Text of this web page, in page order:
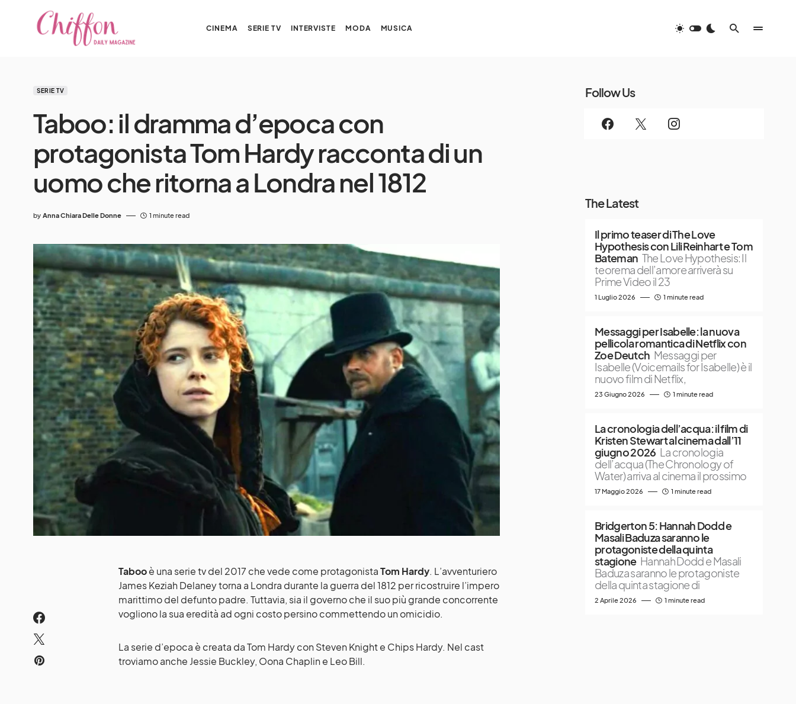
CINEMA SERIE TV INTERVISTE MODA MUSICA
SERIE TV
Taboo: il dramma d’epoca con
protagonista Tom Hardy racconta di un
uomo che ritorna a Londra nel 1812
by Anna Chiara Delle Donne 1 minute read
Tabooè una serie tv del 2017 che vede come protagonistaTom Hardy. L’avventuriero
James Keziah Delaney torna a Londra durante la guerra del 1812 per ricostruire l’impero
marittimo del defunto padre. Tuttavia, sia il governo che il suo più grande concorrente
vogliono la sua eredità ad ogni costo persino commettendo un omicidio.
La serie d’epoca è creata da Tom Hardy con Steven Knight e Chips Hardy. Nel cast
troviamo anche Jessie Buckley, Oona Chaplin e Leo Bill.
Follow Us
The Latest
Il primo teaser di The Love
Hypothesis con Lili Reinhart e Tom
Bateman The Love Hypothesis: Il
teorema dell’amore arriverà su
Prime Video il 23
1 Luglio 2026 1 minute read
Messaggi per Isabelle: la nuova
pellicola romantica di Netflix con
Zoe Deutch Messaggi per
Isabelle (Voicemails for Isabelle) è il
nuovo film di Netflix,
23 Giugno 2026 1 minute read
La cronologia dell’acqua: il film di
Kristen Stewart al cinema dall’11
giugno 2026 La cronologia
dell’acqua (The Chronology of
Water) arriva al cinema il prossimo
17 Maggio 2026 1 minute read
Bridgerton 5: Hannah Dodd e
Masali Baduza saranno le
protagoniste della quinta
stagione Hannah Dodd e Masali
Baduza saranno le protagoniste
della quinta stagione di
2 Aprile 2026 1 minute read